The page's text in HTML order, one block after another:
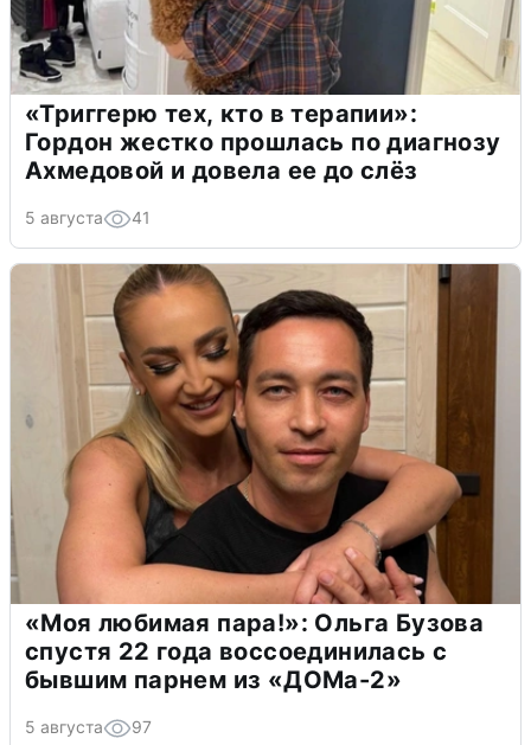
«Триггерю тех, кто в терапии»:
Гордон жестко прошлась по диагнозу
Ахмедовой и довела ее до слёз
5 августа 41
«Моя любимая пара!»: Ольга Бузова
спустя 22 года воссоединилась с
бывшим парнем из «ДОМа-2»
5 августа 97